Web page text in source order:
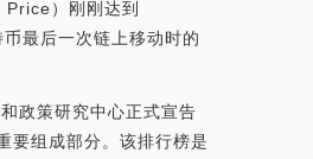
）刚刚达到
最后一次链上移动时的
政策研究中心正式宣告
要组成部分。该排行榜是